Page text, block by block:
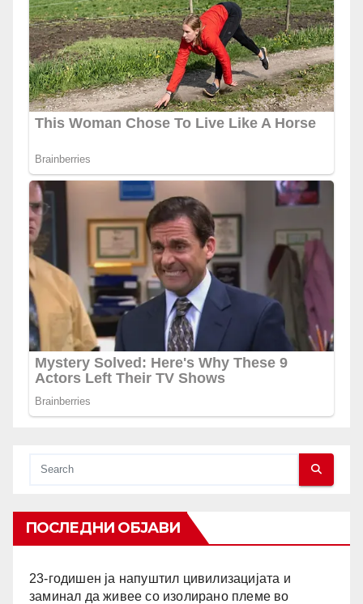
ПОСЛЕДНИ ОБЈАВИ
23-годишен ја напуштил цивилизацијата и
заминал да живее со изолирано племе во